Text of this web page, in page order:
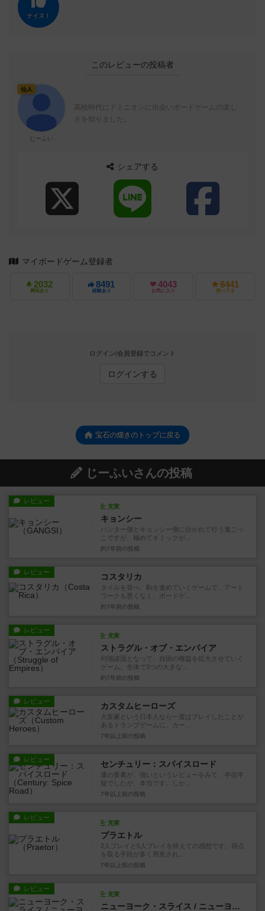
ナイス！
このレビューの投稿者
仙人
じーふい
高校時代にドミニオンに出会いボードゲームの楽し
さを知りました。
シェアする
マイボードゲーム登録者
2032
興味あり
8491
経験あり
4043
お気に入り
6441
持ってる
ログイン/会員登録でコメント
ログインする
宝石の煌きのトップに戻る
じーふいさんの投稿
レビュー
充実
キョンシー
ハンター側とキョンシー側に分かれて行う鬼ごっ
こですが、極めてギミックが...
約7年前 の投稿
レビュー コスタリカ
タイルを並べ、駒を進めていくゲームで、アート
ワークも悪くなく、ボードゲ...
約7年前 の投稿
レビュー
充実
ストラグル・オブ・エンパイア
列強諸国となって、自国の権益を拡大させていく
ゲーム。全体で3つの大きな...
約7年前 の投稿
レビュー カスタムヒーローズ
大富豪という日本人なら一度はプレイしたことが
あるトランプゲームに、カー...
7年以上前 の投稿
レビュー センチュリー：スパイスロード
運の要素が、強いというレビューをみて、半信半
疑でしたが、本当です。しか...
7年以上前 の投稿
レビュー
充実
プラエトル
2人プレイと5人プレイを終えての感想です。得点
を取る手段が多く用意され...
7年以上前 の投稿
レビュー
充実
ニューヨーク・スライス / ニューヨークスライスピザ